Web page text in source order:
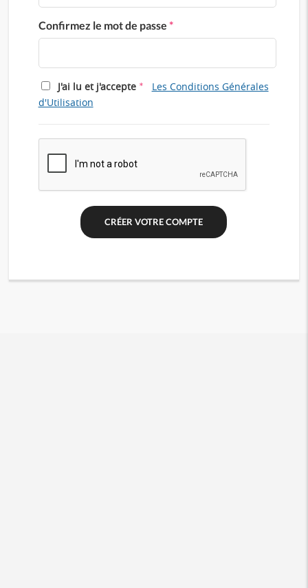
Confirmez le mot de passe *
J'ai lu et j'accepte *
Les Conditions Générales
d'Utilisation